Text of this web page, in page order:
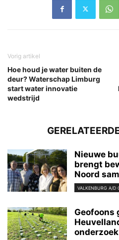
Vorig artikel
Hoe houd je water buiten de
deur? Waterschap Limburg
start water innovatie
wedstrijd
Nieuwe
brengt
Noord
VALKENBURG A/D
Geofoons